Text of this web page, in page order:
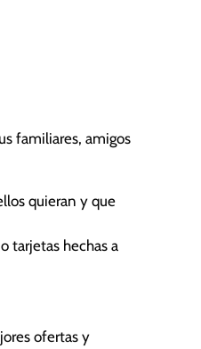
familiares, amigos
quieran y que
tarjetas hechas a
ofertas y